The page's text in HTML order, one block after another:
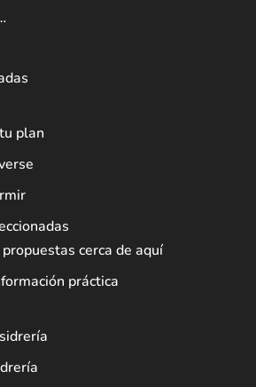
plan
cerca de aquí
práctica